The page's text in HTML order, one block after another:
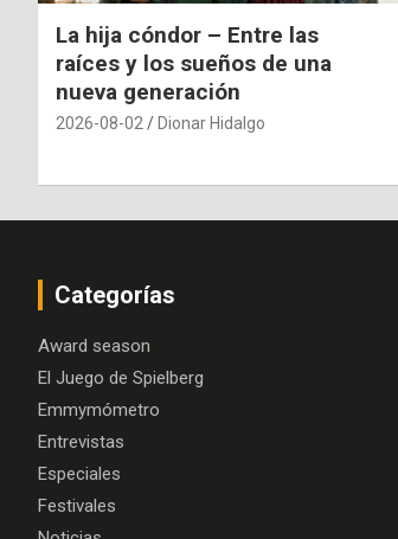
La hija cóndor – Entre las
raíces y los sueños de una
nueva generación
2026-08-02 Dionar Hidalgo
Categorías
Award season
El Juego de Spielberg
Emmymómetro
Entrevistas
Especiales
Festivales